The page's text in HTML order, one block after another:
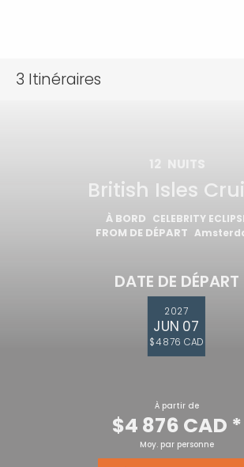
3 Itinéraires
12 NUITS
British Isles
À BORD CELEBRITY
FROM DE DÉPART
DATE DE DÉPART
2027
JUN 07
$4 876 CAD
À partir de
$4 876 CAD *
Moy. par personne